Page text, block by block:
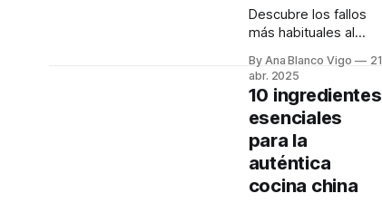
Descubre los fallos
más habituales al
trucos sencillos para
evitarlos. Mejora tus
platos y disfruta más
de la cocina.
By Ana Blanco Vigo
21
abr. 2025
10 ingredientes
esenciales
para la
auténtica
cocina china